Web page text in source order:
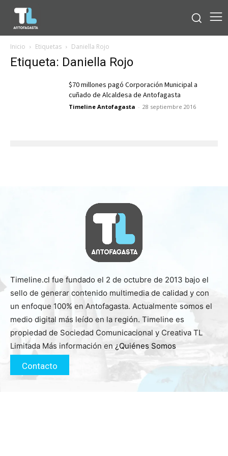
Inicio Etiquetas Daniella Rojo
Etiqueta: Daniella Rojo
$70 millones pagó Corporación Municipal a
cuñado de Alcaldesa de Antofagasta
Timeline Antofagasta - 28 septiembre 2016
Timeline.cl fue fundado el 2 de octubre de 2013 bajo el
sello de generar contenido multimedia de calidad y con
un enfoque 100% en Antofagasta. Actualmente somos el
medio digital más leído en la región. Timeline es
propiedad de Sociedad Comunicacional y Creativa TL
Limitada Más información en ¿Quiénes Somos
Contacto